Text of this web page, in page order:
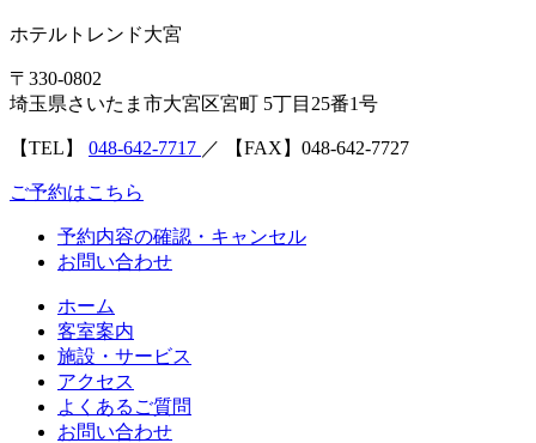
ホテルトレンド大宮
〒330-0802
埼玉県さいたま市大宮区宮町 5丁目25番1号
【TEL】 048-642-7717 ／ 【FAX】048-642-7727
ご予約はこちら
予約内容の確認・キャンセル
お問い合わせ
ホーム
客室案内
施設・サービス
アクセス
よくあるご質問
お問い合わせ